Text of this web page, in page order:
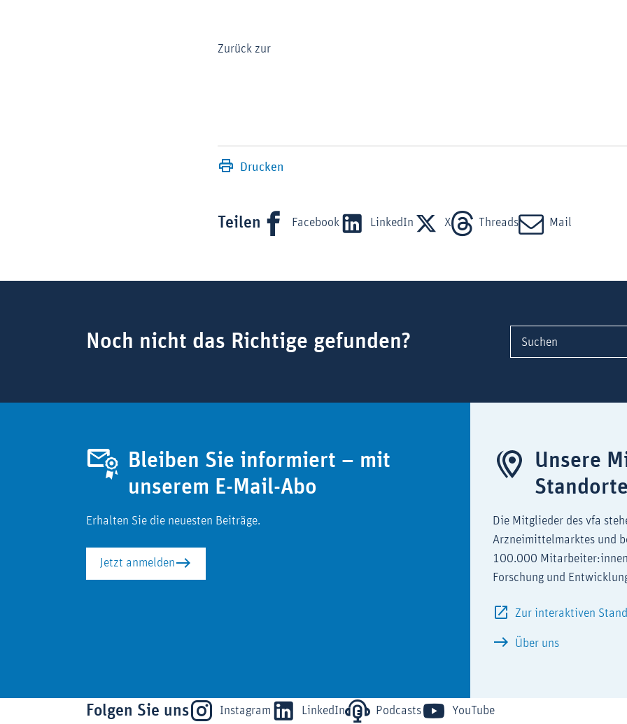
Zurück zur
Drucken
Teilen Facebook LinkedIn X Threads Mail
Noch nicht das Richtige gefunden? Suchen
Bleiben Sie informiert – mit
unserem E-Mail-Abo
Erhalten Sie die neuesten Beiträge.
Jetzt anmelden
Unsere
Standorte
Die Mitglieder des vfa
Arzneimittelmarktes und
100.000
Forschung und
Zur interaktiven
Über uns
Folgen Sie uns Instagram LinkedIn Podcasts YouTube